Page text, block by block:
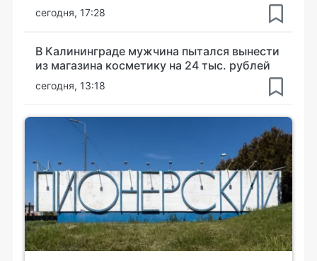
сегодня, 17:28
В Калининграде мужчина пытался вынести
из магазина косметику на 24 тыс. рублей
сегодня, 13:18